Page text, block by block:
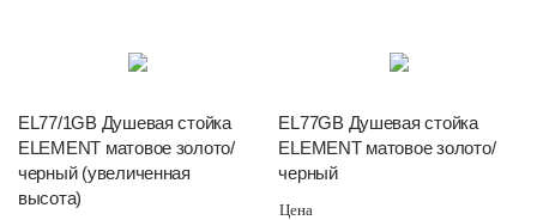
EL77/1GB Душевая стойка
ELEMENT матовое золото/
черный (увеличенная
высота)
EL77GB Душевая стойка
ELEMENT матовое золото/
черный
Цена